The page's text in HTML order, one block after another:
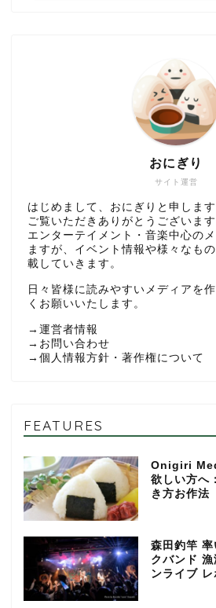
サイト運営
おにぎり
はじめまして、おにぎりと申しま
ご覧いただきありがとうございます
エンターテイメント・音楽中心の
ますが、イベント情報や様々なも
載していきます。
日々皆様に読みやすいメディアを
くお願いいたします。
→ 運営者情報
→ お問い合わせ
→ 個人情報方針・著作権について
FEATURES
Onigiri
欲しい方へ
き方お作法
森田釣竿
クバンド
ンライブ レ